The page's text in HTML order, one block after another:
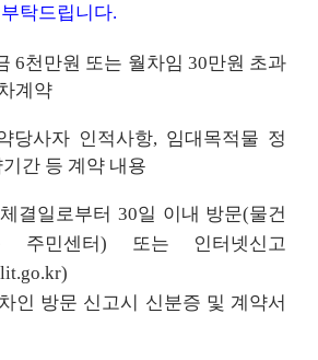
탁드립니다.
6천만원 또는 월차임 30만원 초과
계약
당사자 인적사항, 임대목적물 정
간 등 계약 내용
결일로부터 30일 이내 방문(물건
주민센터) 또는 인터넷신고
인 방문 신고시 신분증 및 계약서